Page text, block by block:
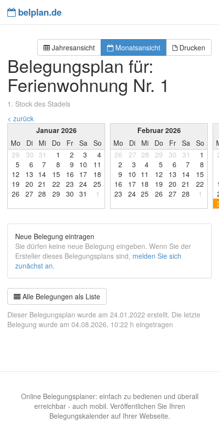
belplan.de
Jahresansicht Monatsansicht Drucken
Belegungsplan für:
Ferienwohnung Nr. 1
1. Stock des Stadels
< zurück
Januar 2026
Mo
Di Mi Do Fr Sa So
29
30 31 1 2 3
4
5
6 7 8 9 10 1 1
12 13 14 15 16 17 18
19 20 21 22 23 24 25
26 27 28 29 30 31 1
Februar 2026
Mo
Di Mi Do Fr Sa So
26
27 28 29 30 31
1
2
3 4 5 6 7
8
9
10 1 1 12 13 14 15
16 17 18 19 20 21 22
23 24 25 26 27 28 1
Neue Belegung eintragen
Sie dürfen keine neue Belegung eingeben. Wenn Sie der
Ersteller dieses Belegungsplans sind, melden Sie sich
zunächst an.
Alle Belegungen als Liste
Dieser Belegungsplan wurde am 24.01.2022 erstellt. Die letzte
Belegung wurde am 04.08.2026, 10:22 h eingetragen
Online Belegungsplaner: einfach zu bedienen und überall
erreichbar - auch mobil. Veröffentlichen Sie Ihren
Belegungskalender auf Ihrer Webseite.